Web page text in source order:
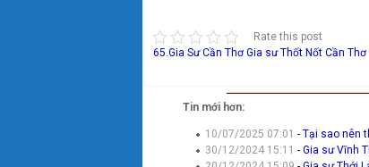
Rate this post
65.Gia Sư Cần Thơ Gia sư Thốt Nốt Cần Thơ
Tin mới hơn:
10/07/2025 07:01-Tại sao nên
30/12/2024 15:11-Gia sư Vĩnh